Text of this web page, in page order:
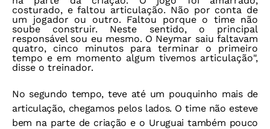
costurado, e faltou articulação. Não por conta de
um jogador ou outro. Faltou porque o time não
soube construir. Neste sentido, o principal
responsável sou eu mesmo. O Neymar saiu faltavam
quatro, cinco minutos para terminar o primeiro
tempo e em momento algum tivemos articulação",
disse o treinador.
No segundo tempo, teve até um pouquinho mais de
articulação, chegamos pelos lados. O time não esteve
bem na parte de criação e o Uruguai também pouco